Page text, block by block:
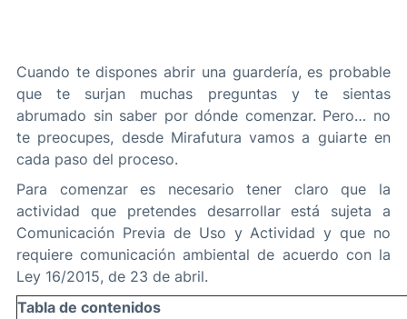
Cuando te dispones abrir una guardería, es probable
que te surjan muchas preguntas y te sientas
abrumado sin saber por dónde comenzar. Pero… no
te preocupes, desde Mirafutura vamos a guiarte en
cada paso del proceso.
Para comenzar es necesario tener claro que la
actividad que pretendes desarrollar está sujeta a
Comunicación Previa de Uso y Actividad y que no
requiere comunicación ambiental de acuerdo con la
Ley 16/2015, de 23 de abril.
Tabla de contenidos